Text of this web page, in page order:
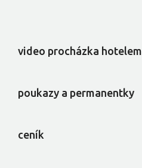
video procházka hotelem
poukazy a permanentky
ceník